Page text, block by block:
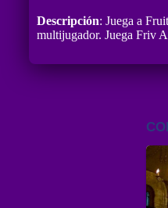
Descripción: Juega a
multijugador. Juega Friv